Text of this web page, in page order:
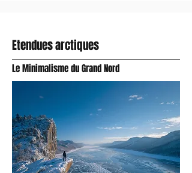
Etendues arctiques
Le Minimalisme du Grand Nord